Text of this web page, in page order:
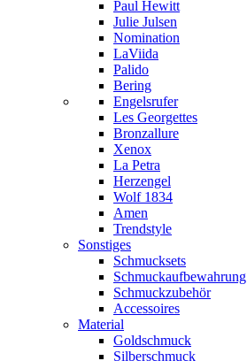
Paul Hewitt
Julie Julsen
Nomination
LaViida
Palido
Bering
Engelsrufer
Les Georgettes
Bronzallure
Xenox
La Petra
Herzengel
Wolf 1834
Amen
Trendstyle
Sonstiges
Schmucksets
Schmuckaufbewahrung
Schmuckzubehör
Accessoires
Material
Goldschmuck
Silberschmuck